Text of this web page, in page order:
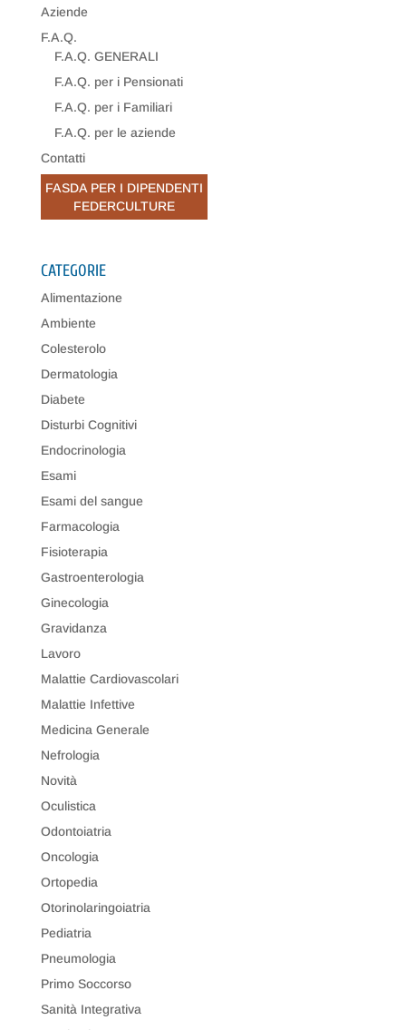
Aziende
F.A.Q.
F.A.Q. GENERALI
F.A.Q. per i Pensionati
F.A.Q. per i Familiari
F.A.Q. per le aziende
Contatti
FASDA PER I DIPENDENTI
FEDERCULTURE
CATEGORIE
Alimentazione
Ambiente
Colesterolo
Dermatologia
Diabete
Disturbi Cognitivi
Endocrinologia
Esami
Esami del sangue
Farmacologia
Fisioterapia
Gastroenterologia
Ginecologia
Gravidanza
Lavoro
Malattie Cardiovascolari
Malattie Infettive
Medicina Generale
Nefrologia
Novità
Oculistica
Odontoiatria
Oncologia
Ortopedia
Otorinolaringoiatria
Pediatria
Pneumologia
Primo Soccorso
Sanità Integrativa